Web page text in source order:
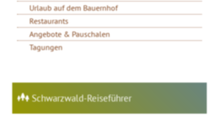
Urlaub auf dem Bauernhof
Restaurants
Angebote & Pauschalen
Tagungen
Schwarzwald-Reiseführer